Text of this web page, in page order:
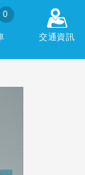
0
交通資訊